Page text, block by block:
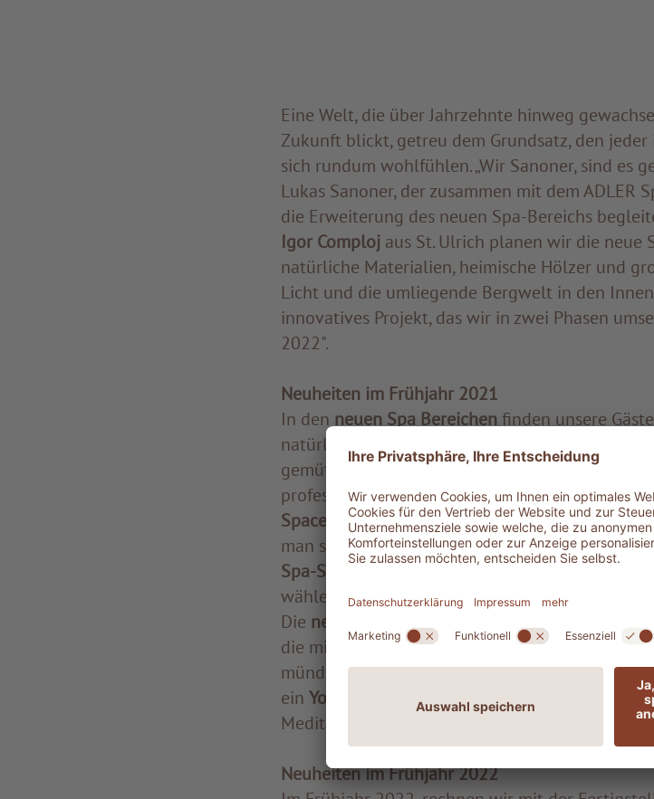
Eine Welt, die über Jahrzehnte hinweg
Zukunft blickt, getreu dem Grundsatz, den jeder
sich rundum wohlfühlen. „Wir Sanoner, sind es
Lukas Sanoner, der zusammen mit dem ADLER
die Erweiterung des neuen Spa-Bereichs
Igor Comploj aus St. Ulrich planen wir die neue
natürliche Materialien, heimische Hölzer und
Licht und die umliegende Bergwelt in den
innovatives Projekt, das wir in zwei Phasen
2022".
Neuheiten im Frühjahr 2021
In den neuen Spa Bereichenfinden unsere
natürlichem Licht durchfluteten Empfang- und
gemütliche Sitzgelegenheiten sorgen für
professionell beraten zu lassen. Der
Space mit Zugang auf eine große
man sich vor und nach den Behandlungen
Spa-Shopkönnen die Gäste ihre
wählen.
Die neuen Spa-Kabinen
befinden sich am Ende
die mit Hölzern aus der Region ausgekleidet
mündet, der aufzwei romantische Innengärten
ein Yoga-Pavillon
aus heimischem Fichtenholz,
Meditation dient.
Neuheiten im Frühjahr 2022